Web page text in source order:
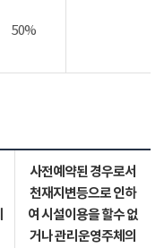
50%
사전예약된 경우로서
천재지변등으로 인하
여 시설이용을 할수 없
거나 관리운영주체의